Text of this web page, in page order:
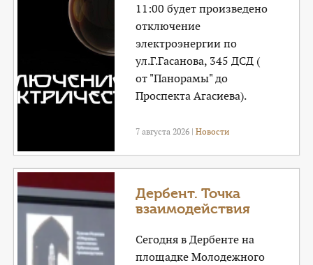
11:00 будет произведено
отключение
электроэнергии по
ул.Г.Гасанова, 345 ДСД (
от "Панорамы" до
Проспекта Агасиева).
7 августа 2026 |Новости
Дербент. Точка
взаимодействия
Сегодня в Дербенте на
площадке Молодежного